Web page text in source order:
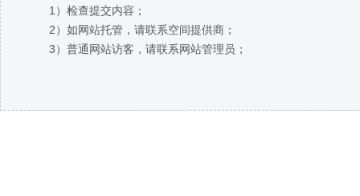
1）检查提交内容；
2）如网站托管，请联系空间提供商；
3）普通网站访客，请联系网站管理员；